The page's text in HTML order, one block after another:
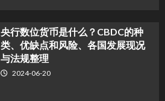
央行数位货币是什么？CBDC的种
类、优缺点和风险、各国发展现况
与法规整理
2024-06-20